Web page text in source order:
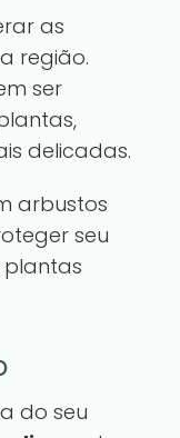
as
região.
ser
delicadas.
arbustos
seu
plantas
do seu